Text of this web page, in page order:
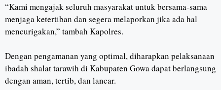
“Kami mengajak seluruh masyarakat untuk bersama-sama
menjaga ketertiban dan segera melaporkan jika ada hal
mencurigakan,” tambah Kapolres.
Dengan pengamanan yang optimal, diharapkan pelaksanaan
ibadah shalat tarawih di Kabupaten Gowa dapat berlangsung
dengan aman, tertib, dan lancar.